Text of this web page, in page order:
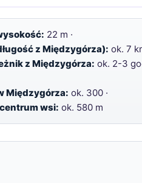
22 m ·
z Międzygórza): ok. 7
z Międzygórza: ok. 2-3
Międzygórza: ok. 300 ·
wsi: ok. 580 m